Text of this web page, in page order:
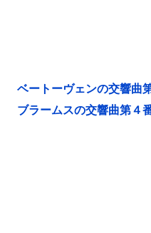
ベートーヴェンの交響曲
ブラームスの交響曲第４